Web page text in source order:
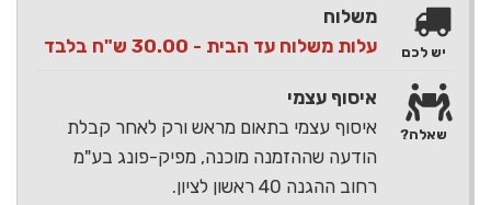
משלוח
עלות משלוח עד הבית - 30.00 ש"ח בלבד
איסוף עצמי
איסוף עצמי בתאום מראש ורק לאחר קבלת
הודעה שההזמנה מוכנה, מפיק-פונג בע"מ
רחוב ההגנה 40 ראשון לציון.
יש לכם
שאלה?